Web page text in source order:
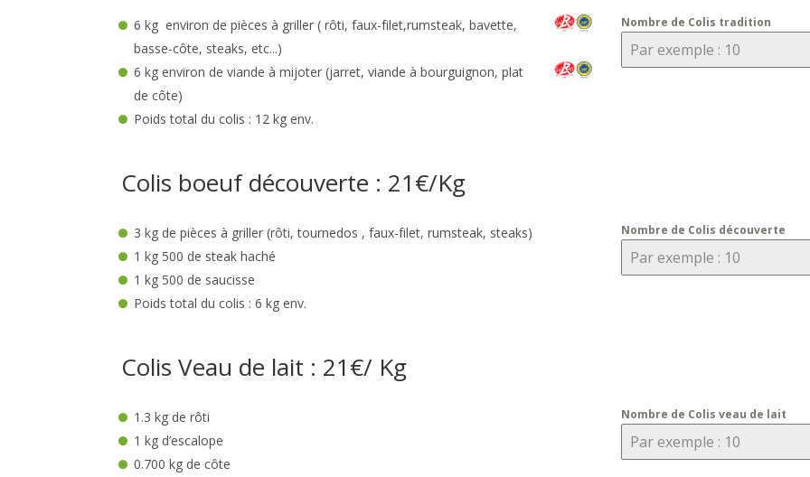
6 kg environ de pièces à griller ( rôti, faux-filet,rumsteak, bavette,
basse-côte, steaks, etc...)
6 kg environ de viande à mijoter (jarret, viande à bourguignon, plat
de côte)
Poids total du colis : 12 kg env.
Nombre de Colis tradition
Colis boeuf découverte : 21€/Kg
3 kg de pièces à griller (rôti, tournedos , faux-filet, rumsteak, steaks)
1 kg 500 de steak haché
1 kg 500 de saucisse
Poids total du colis : 6 kg env.
Nombre de Colis découverte
Colis Veau de lait : 21€/ Kg
1.3 kg de rôti
1 kg d’escalope
0.700 kg de côte
Nombre de Colis veau de lait